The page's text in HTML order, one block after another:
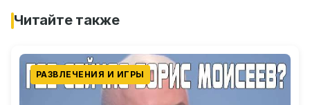
Читайте также
РАЗВЛЕЧЕНИЯ И ИГРЫ